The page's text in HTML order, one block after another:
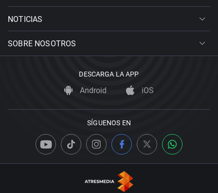
NOTICIAS
SOBRE NOSOTROS
DESCARGA LA APP
Android iOS
SÍGUENOS EN